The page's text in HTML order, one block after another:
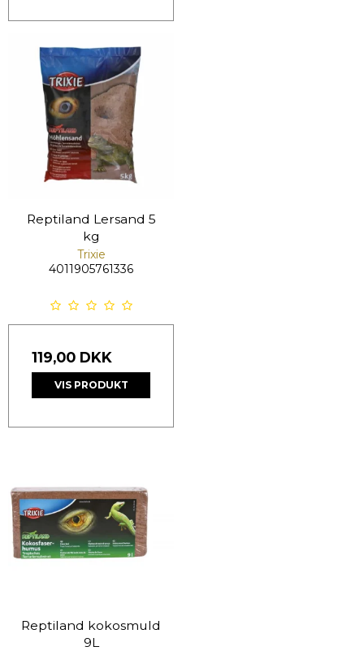
Reptiland Lersand 5
kg
Trixie
4011905761336
119,00 DKK
VIS PRODUKT
Reptiland kokosmuld
9L